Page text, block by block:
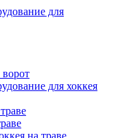
для
для хоккея
на траве